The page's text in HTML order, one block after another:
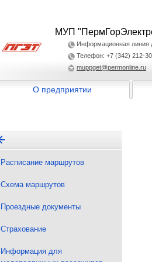
МУП
Информационная линия
Телефон: +7 (342) 212-
muppget@permonline.ru
О предприятии
Расписание маршрутов
Схема маршрутов
Проездные документы
Страхование
Информация для